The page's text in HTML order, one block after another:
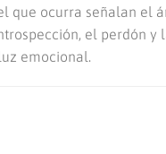
que ocurra señalan el
el perdón
emocional.